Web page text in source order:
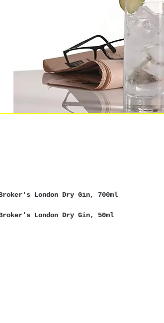
Broker's London Dry Gin, 700ml
Broker's London Dry Gin, 50ml